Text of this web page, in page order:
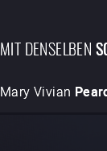
MIT DENSELBEN
Mary Vivian